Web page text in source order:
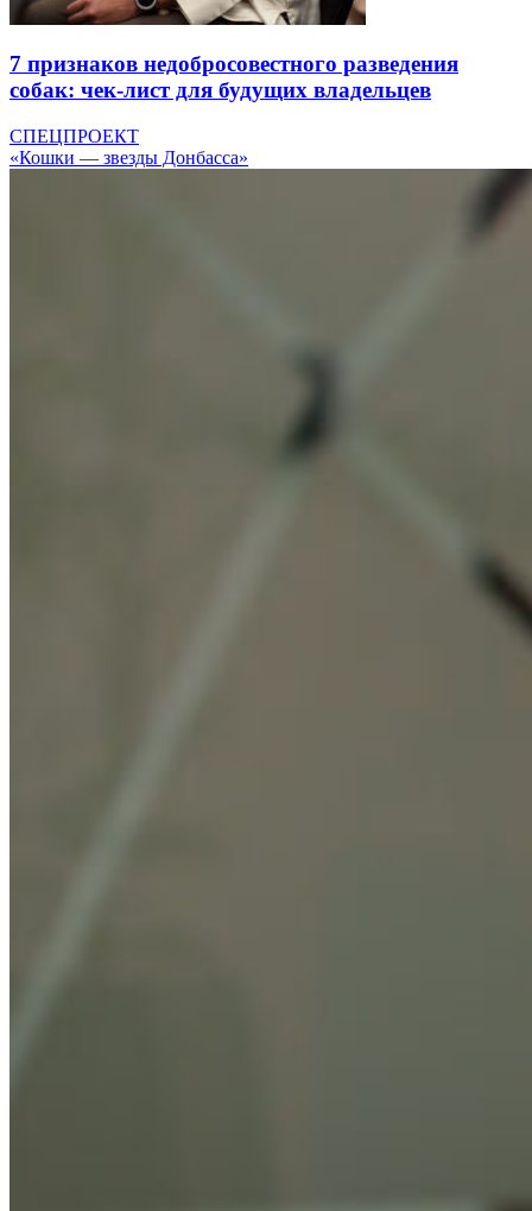
7 признаков недобросовестного разведения
собак: чек-лист для будущих владельцев
СПЕЦПРОЕКТ
«Кошки — звезды Донбасса»